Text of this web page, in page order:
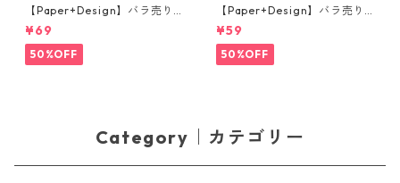
【Paper+Design】バラ売り2
枚 ランチサイズ ペーパーナプ
キン Geo Flowers グリーン
¥69
50%OFF
【Paper+Design】バラ売り2
枚 カクテルサイズ ペーパーナ
プキン Small blossoms ピン
ク
¥59
50%OFF
Category｜カテゴリー